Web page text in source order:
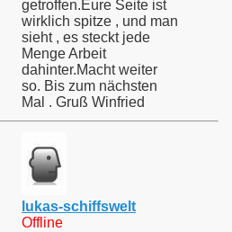
getroffen.Eure Seite ist
wirklich spitze , und man
sieht , es steckt jede
Menge Arbeit
dahinter.Macht weiter
so. Bis zum nächsten
Mal . Gruß Winfried
lukas-schiffswelt
Offline